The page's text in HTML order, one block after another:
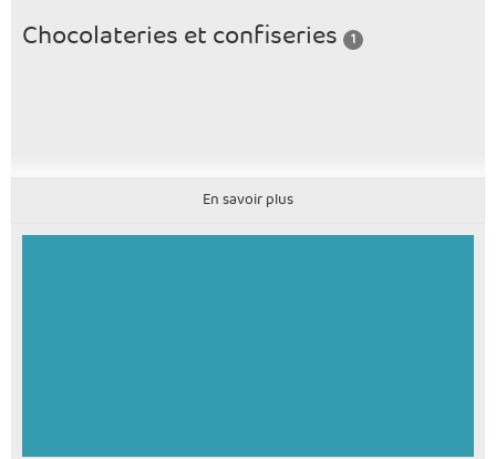
Chocolateries et confiseries 1
En savoir plus